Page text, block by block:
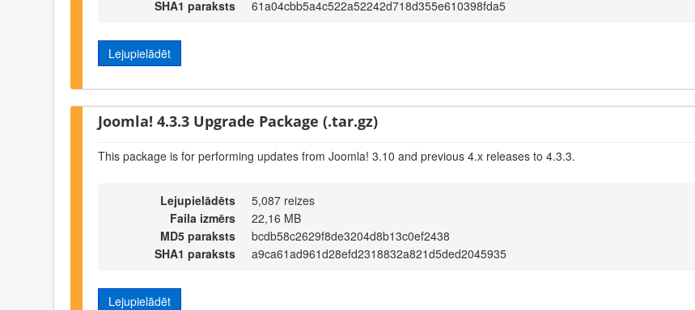
SHA1 paraksts
61a04cbb5a4c522a52242d718d355e610398fda5
Lejupielādēt
Joomla! 4.3.3 Upgrade Package (.tar.gz)
This package is for performing updates from Joomla! 3.10 and previous 4.x releases to 4.3.3.
Lejupielādēts
5,087 reizes
Faila izmērs
22,16 MB
MD5 paraksts
bcdb58c2629f8de3204d8b13c0ef2438
SHA1 paraksts
a9ca61ad961d28efd2318832a821d5ded2045935
Lejupielādēt